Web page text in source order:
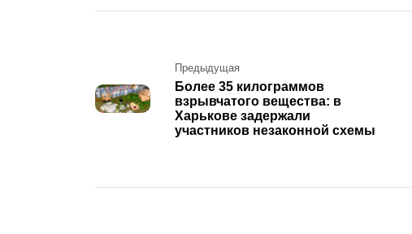
navigation
Предыдущая
Более 35 килограммов
взрывчатого вещества: в
Харькове задержали
участников незаконной схемы